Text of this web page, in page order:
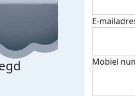
€500
E-
Mobiel